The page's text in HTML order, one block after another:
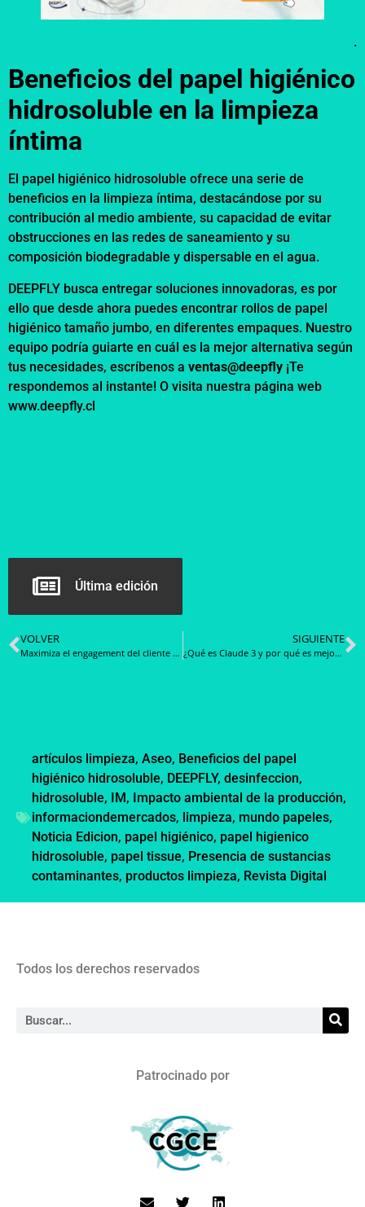
.
Beneficios del papel higiénico
hidrosoluble en la limpieza
íntima
El papel higiénico hidrosoluble ofrece una serie de
beneficios en la limpieza íntima, destacándose por su
contribución al medio ambiente, su capacidad de evitar
obstrucciones en las redes de saneamiento y su
composición biodegradable y dispersable en el agua.
DEEPFLY busca entregar soluciones innovadoras, es por
ello que desde ahora puedes encontrar rollos de papel
higiénico tamaño jumbo, en diferentes empaques. Nuestro
equipo podría guiarte en cuál es la mejor alternativa según
tus necesidades, escríbenos a ventas@deepfly ¡Te
respondemos al instante! O visita nuestra página web
www.deepfly.cl
Última edición
VOLVER
Maximiza el engagement del cliente con servicios de comunicación enriquecida (RCS)
SIGUIENTE
¿Qué es Claude 3 y por qué es mejor que GPT 4? (en algunas cosas)
artículos limpieza, Aseo, Beneficios del papel
higiénico hidrosoluble, DEEPFLY, desinfeccion,
hidrosoluble, IM , Impacto ambiental de la producción,
informaciondemercados, limpieza, mundo papeles,
Noticia Edicion, papel higiénico, papel higienico
hidrosoluble, papel tissue, Presencia de sustancias
contaminantes, productos limpieza, Revista Digital
Todos los derechos reservados
Patrocinado por